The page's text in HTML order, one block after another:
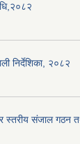
निर्देशिका, २०८२
संजाल गठन